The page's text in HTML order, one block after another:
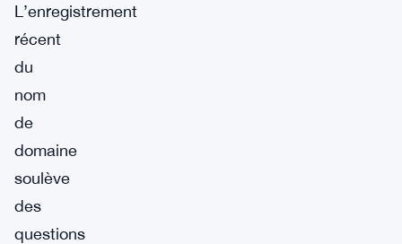
L’enregistrement
récent
du
nom
de
domaine
soulève
des
questions